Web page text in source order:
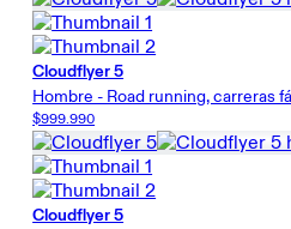
Cloudflyer 5
Hombre - Road running, carreras
$999.990
Cloudflyer 5